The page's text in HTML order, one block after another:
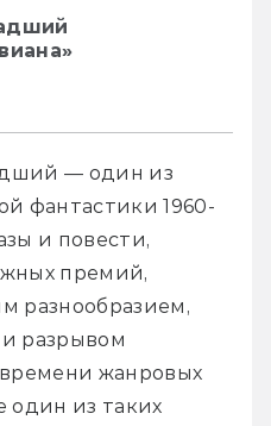
— один из
фантастики 1960-
и повести,
премий,
разнообразием,
разрывом
жанровых
один из таких